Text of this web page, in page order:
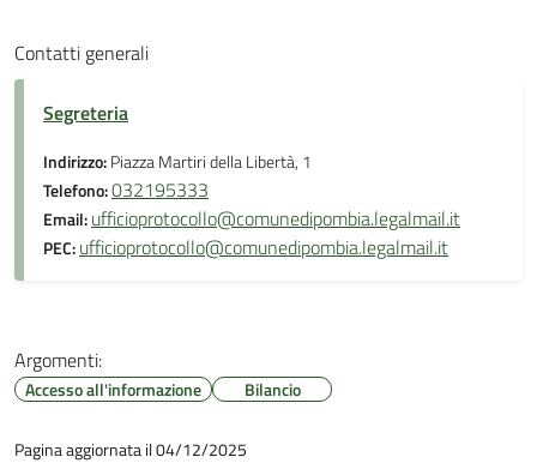
Contatti generali
Segreteria
Indirizzo:Piazza Martiri della Libertà, 1
Telefono:032195333
Email:ufficioprotocollo@comunedipombia.legalmail.it
PEC:ufficioprotocollo@comunedipombia.legalmail.it
Argomenti:
Accesso all'informazione Bilancio
Pagina aggiornata il 04/12/2025